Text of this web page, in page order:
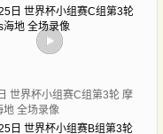
世界杯小组赛C组第3轮 摩
地 全场录像